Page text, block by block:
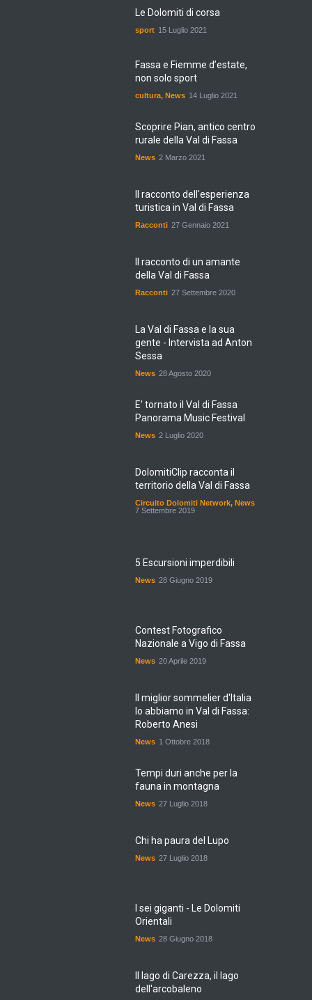
Le Dolomiti di corsa
sport 15 Luglio 2021
Fassa e Fiemme d’estate,
non solo sport
cultura, News 14 Luglio 2021
Scoprire Pian, antico centro
rurale della Val di Fassa
News 2 Marzo 2021
Il racconto dell'esperienza
turistica in Val di Fassa
Racconti 27 Gennaio 2021
Il racconto di un amante
della Val di Fassa
Racconti 27 Settembre 2020
La Val di Fassa e la sua
gente - Intervista ad Anton
Sessa
News 28 Agosto 2020
E' tornato il Val di Fassa
Panorama Music Festival
News 2 Luglio 2020
DolomitiClip racconta il
territorio della Val di Fassa
Circuito Dolomiti Network, News
7 Settembre 2019
5 Escursioni imperdibili
News 28 Giugno 2019
Contest Fotografico
Nazionale a Vigo di Fassa
News 20 Aprile 2019
Il miglior sommelier d'Italia
lo abbiamo in Val di Fassa:
Roberto Anesi
News 1 Ottobre 2018
Tempi duri anche per la
fauna in montagna
News 27 Luglio 2018
Chi ha paura del Lupo
News 27 Luglio 2018
I sei giganti - Le Dolomiti
Orientali
News 28 Giugno 2018
Il lago di Carezza, il lago
dell'arcobaleno